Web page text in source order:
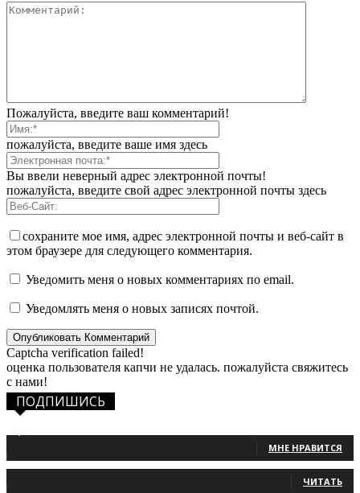
Пожалуйста, введите ваш комментарий!
пожалуйста, введите ваше имя здесь
Вы ввели неверный адрес электронной почты!
пожалуйста, введите свой адрес электронной почты здесь
сохраните мое имя, адрес электронной почты и веб-сайт в
этом браузере для следующего комментария.
Уведомить меня о новых комментариях по email.
Уведомлять меня о новых записях почтой.
Captcha verification failed!
оценка пользователя капчи не удалась. пожалуйста свяжитесь
с нами!
ПОДПИШИСЬ
МНЕ НРАВИТСЯ
ЧИТАТЬ